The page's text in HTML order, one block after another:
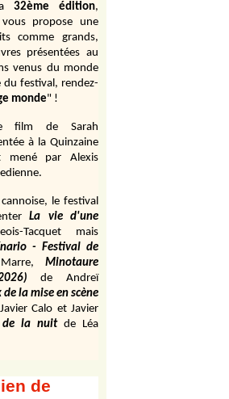
32ème édition,
vous propose une
comme grands,
présentées au
venus du monde
du festival, rendez-
monde" !
film de Sarah
à la Quinzaine
mené par Alexis
le festival
La vie d'une
Tacquet
mais
- Festival de
Minotaure
de Andreï
la mise en scène
Calo et Javier
de la nuit de Léa
de